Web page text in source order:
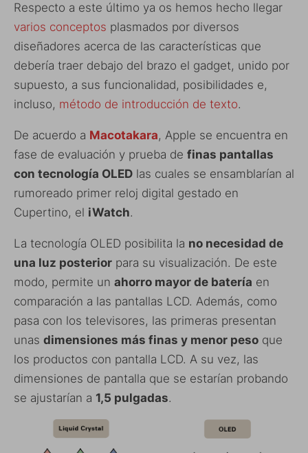
Respecto a este último ya os hemos hecho llegar
varios conceptos plasmados por diversos
diseñadores acerca de las características que
debería traer debajo del brazo el gadget, unido por
supuesto, a sus funcionalidad, posibilidades e,
incluso, método de introducción de texto.
De acuerdo a Macotakara, Apple se encuentra en
fase de evaluación y prueba de finas pantallas
con tecnología OLED las cuales se ensamblarían al
rumoreado primer reloj digital gestado en
Cupertino, el iWatch.
La tecnología OLED posibilita la no necesidad de
una luz posterior para su visualización. De este
modo, permite un ahorro mayor de batería en
comparación a las pantallas LCD. Además, como
pasa con los televisores, las primeras presentan
unas dimensiones más finas y menor peso que
los productos con pantalla LCD. A su vez, las
dimensiones de pantalla que se estarían probando
se ajustarían a 1,5 pulgadas.